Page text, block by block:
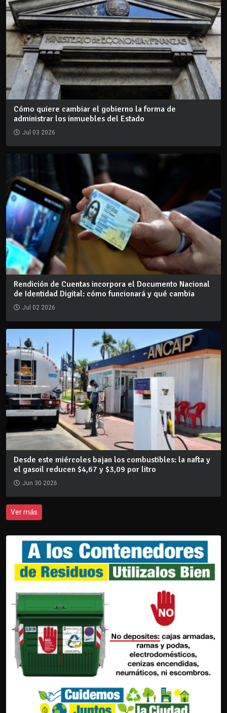
Cómo quiere cambiar el gobierno la forma de
administrar los inmuebles del Estado
Jul 03 2026
Rendición de Cuentas incorpora el Documento Nacional
de Identidad Digital: cómo funcionará y qué cambia
Jul 02 2026
Desde este miércoles bajan los combustibles: la nafta y
el gasoil reducen $4,67 y $3,09 por litro
Jun 30 2026
Ver más